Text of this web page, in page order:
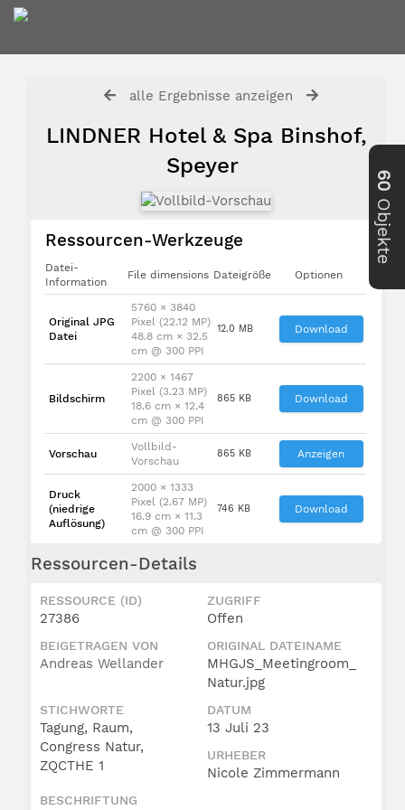
alle Ergebnisse anzeigen
LINDNER Hotel & Spa Binshof,
Speyer
Ressourcen-Werkzeuge
Datei-
Information
File dimensions Dateigröße Optionen
Original JPG
Datei
5760 × 3840
Pixel (22.12 MP)
48.8 cm × 32.5
cm @ 300 PPI
12.0 MB Download
Bildschirm
2200 × 1467
Pixel (3.23 MP)
18.6 cm × 12.4
cm @ 300 PPI
865 KB Download
Vorschau
Vollbild-
Vorschau
865 KB Anzeigen
Druck
(niedrige
Auflösung)
2000 × 1333
Pixel (2.67 MP)
16.9 cm × 11.3
cm @ 300 PPI
746 KB Download
Ressourcen-Details
RESSOURCE (ID)
27386
ZUGRIFF
Offen
BEIGETRAGEN VON
Andreas Wellander
ORIGINAL DATEINAME
MHGJS_Meetingroom_
Natur.jpg
STICHWORTE
Tagung, Raum,
Congress Natur,
ZQCTHE 1
DATUM
13 Juli 23
URHEBER
Nicole Zimmermann
BESCHRIFTUNG
60
Objekte